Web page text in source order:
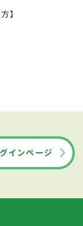
】
インページ